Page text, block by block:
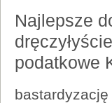
Najlepsze
podatkowe
bastardyzację